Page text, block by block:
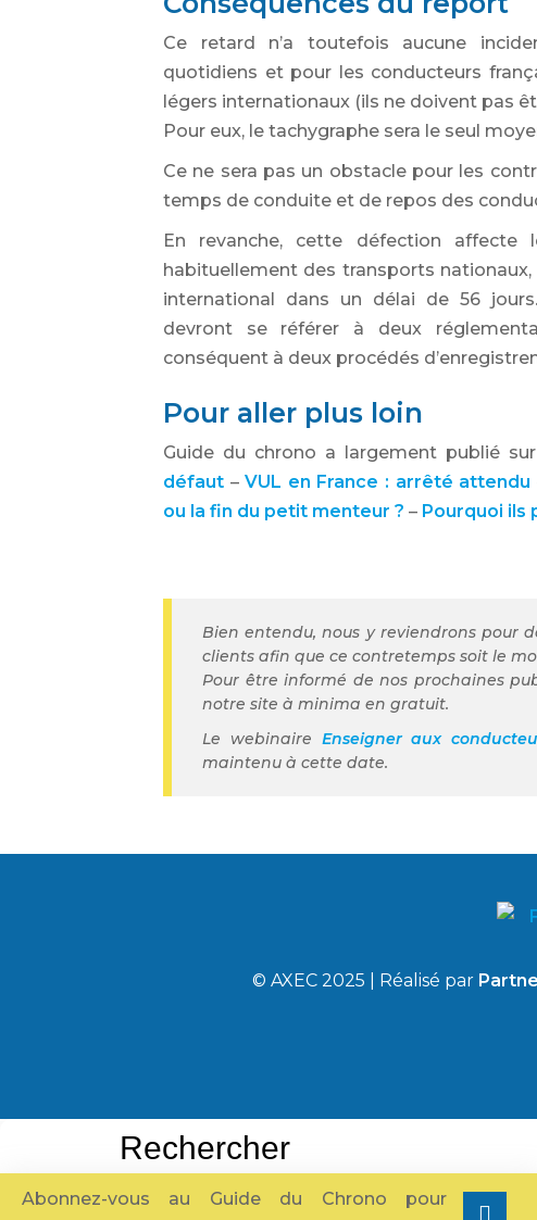
Abonnez-vous au Guide du Chrono pour
Ce retard n’a toutefois aucune
quotidiens et pour les conducteurs
légers internationaux (ils ne doivent pas
Pour eux, le tachygraphe sera le seul
Ce ne sera pas un obstacle pour les
temps de conduite et de repos des
En revanche, cette défection affecte
habituellement des transports
international dans un délai de 56
devront se référer à deux
conséquent à deux procédés
Pour aller plus loin
Guide du chrono a largement publié
défaut –VUL en France : arrêté attendu
ou la fin du petit menteur ? – Pourquoi ils
Bien entendu, nous y reviendrons pour
clients afin que ce contretemps soit le
Pour être informé de nos prochaines
notre site à minima en gratuit.
Le webinaire Enseigner aux
maintenu à cette date.
© AXEC 2025 | Réalisé par